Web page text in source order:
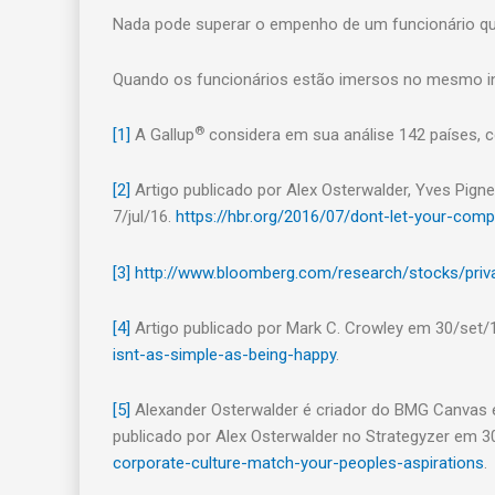
Nada pode superar o empenho de um funcionário
Quando os funcionários estão imersos no mesmo
[1] A Gallup® considera em sua análise 142 países,
[2] Artigo publicado por Alex Osterwalder, Yves
7/jul/16. https://hbr.org/2016/07/dont-let-your-
[3] http://www.bloomberg.com/research/stocks/
[4] Artigo publicado por Mark C. Crowley em 30/
isnt-as-simple-as-being-happy.
[5] Alexander Osterwalder é criador do BMG
publicado por Alex Osterwalder no Strategyzer em
corporate-culture-match-your-peoples-aspirations.